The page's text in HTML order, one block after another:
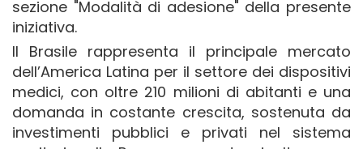
sezione "Modalità di adesione" della presente
iniziativa.
Il Brasile rappresenta il principale mercato
dell’America Latina per il settore dei dispositivi
medici, con oltre 210 milioni di abitanti e una
domanda in costante crescita, sostenuta da
investimenti pubblici e privati nel sistema